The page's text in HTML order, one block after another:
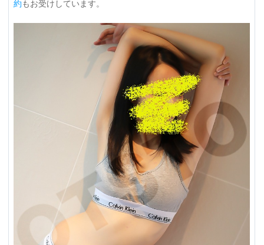
約もお受けしています。